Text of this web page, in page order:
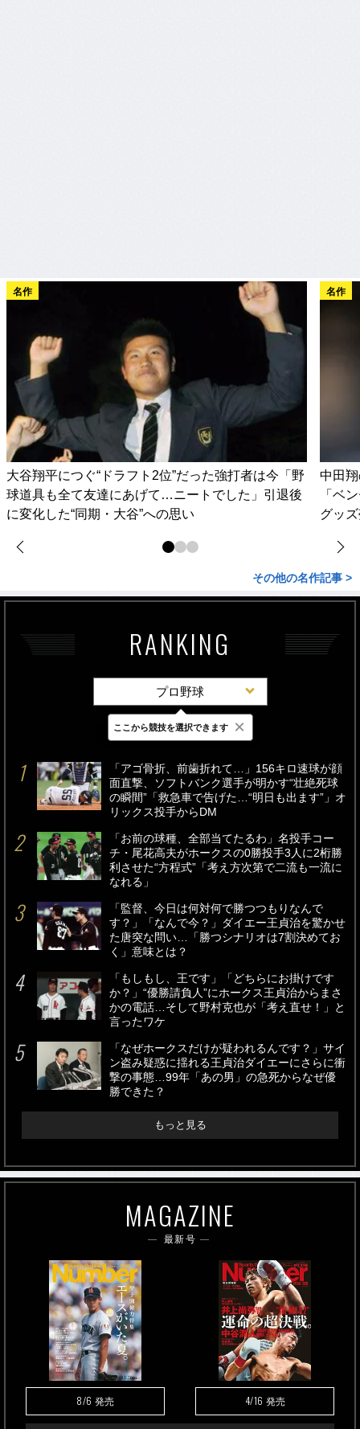
名作
大谷翔平につぐ“ドラフト2位”だった強打者は今「野
球道具も全て友達にあげて…ニートでした」引退後
に変化した“同期・大谷”への思い
名作
中田
「ベ
グッ
その他の名作記事 >
RANKING
プロ野球
最新 24時間 週間
「アゴ骨折、前歯折れて…」156キロ速球が顔
面直撃、ソフトバンク選手が明かす“壮絶死球
の瞬間”「救急車で告げた…“明日も出ます”」オ
リックス投手からDM
「お前の球種、全部当てたるわ」名投手コー
チ・尾花高夫がホークスの0勝投手3人に2桁勝
利させた“方程式”「考え方次第で二流も一流に
なれる」
「監督、今日は何対何で勝つつもりなんで
す？」「なんで今？」ダイエー王貞治を驚かせ
た唐突な問い…「勝つシナリオは7割決めてお
く」意味とは？
「もしもし、王です」「どちらにお掛けです
か？」“優勝請負人”にホークス王貞治からまさ
かの電話…そして野村克也が「考え直せ！」と
言ったワケ
「なぜホークスだけが疑われるんです？」サイ
ン盗み疑惑に揺れる王貞治ダイエーにさらに衝
撃の事態…99年「あの男」の急死からなぜ優
勝できた？
もっと見る
MAGAZINE
最新号
8/6 発売 4/16 発売
ここから競技を選択できます ×